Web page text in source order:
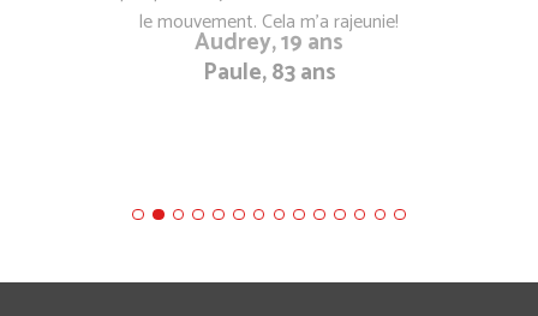
Audrey, 19 ans